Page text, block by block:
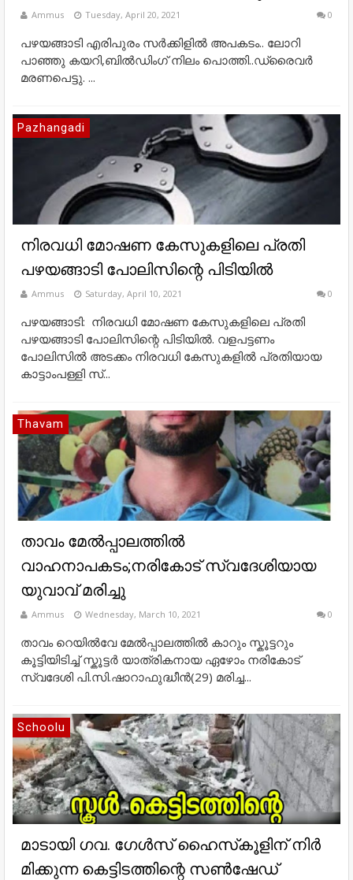
Ammus Tuesday, April 20, 2021 0
പഴയങ്ങാടി എരിപുരം സർക്കിളിൽ അപകടം.. ലോറി
പാഞ്ഞു കയറി,ബിൽഡിംഗ്‌ നിലം പൊത്തി..ഡ്രൈവർ
മരണപെട്ടു. ...
Pazhangadi
നിരവധി മോഷണ കേസുകളിലെ പ്രതി
പഴയങ്ങാടി പോലിസിന്റെ പിടിയില്‍
Ammus Saturday, April 10, 2021 0
പഴയങ്ങാടി: നിരവധി മോഷണ കേസുകളിലെ പ്രതി
പഴയങ്ങാടി പോലിസിന്റെ പിടിയില്‍. വളപട്ടണം
പോലിസില്‍ അടക്കം നിരവധി കേസുകളില്‍ പ്രതിയായ
കാട്ടാംപള്ളി സ്...
Thavam
താവം മേൽപ്പാലത്തിൽ
വാഹനാപകടം;നരികോട് സ്വദേശിയായ
യുവാവ് മരിച്ചു
Ammus Wednesday, March 10, 2021 0
താവം റെയിൽവേ മേൽപ്പാലത്തിൽ കാറും സ്കൂട്ടറും
കൂട്ടിയിടിച്ച് സ്കൂട്ടർ യാത്രികനായ ഏഴോം നരികോട്
സ്വദേശി പി.സി.ഷാറാഫുദ്ധീൻ(29) മരിച്ച...
Schoolu
മാ​ടാ​യി ഗ​വ. ഗേ​ള്‍​സ് ഹൈ​സ്‌​കൂ​ളി​​ന്​ നി​ര്‍​
മി​ക്കു​ന്ന കെട്ടിടത്തി​ന്റെ സണ്‍ഷേഡ്